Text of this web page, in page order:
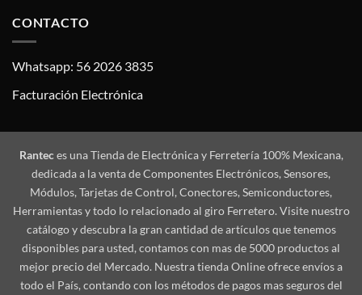
CONTACTO
Whatsapp: 56 2026 3835
Facturación Electrónica
Ranteces una Tienda de Electrónica y Ferretería 100% Mexicana,
dedicada a la venta de Componentes Electrónicos, Sensores,
Módulos, Tarjetas de Control, Conectores, Semiconductores,
Herramientas y todo lo relacionado al giro Ferretero. Visite nuestro
catálogo y descubra la gran cantidad de artículos que tenemos
disponibles para usted, contamos con mas de 5000 productos al
mejor precio del Mercado. Nuestra tienda Online ofrece envíos a
todo el País, contando con los métodos de pagos mas seguros del